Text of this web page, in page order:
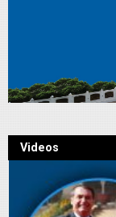
Videos